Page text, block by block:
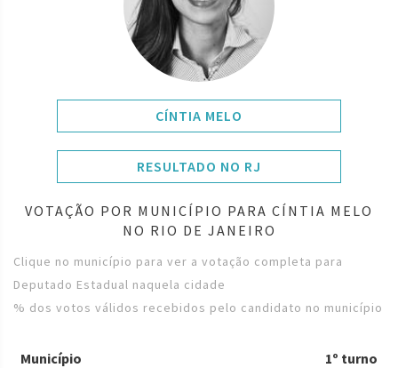
CÍNTIA MELO
RESULTADO NO RJ
VOTAÇÃO POR MUNICÍPIO PARA CÍNTIA MELO
NO RIO DE JANEIRO
Clique no município para ver a votação completa para
Deputado Estadual naquela cidade
% dos votos válidos recebidos pelo candidato no município
Município 1º turno